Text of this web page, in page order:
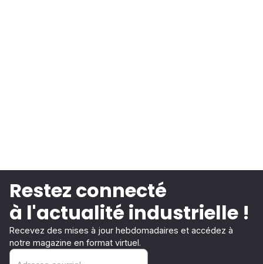
Restez connecté
à l'actualité industrielle !
Recevez des mises à jour hebdomadaires et accédez à
notre magazine en format virtuel.